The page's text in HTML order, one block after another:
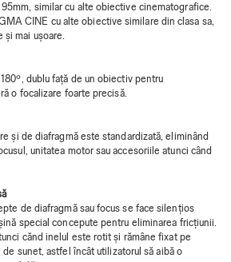
similar cu alte obiective cinematografice.
CINE cu alte obiective similare din clasa sa,
și mai ușoare.
dublu față de un obiectiv pentru
o focalizare foarte precisă.
și de diafragmă este standardizată, eliminând
unitatea motor sau accesoriile atunci când
de diafragmă sau focus se face silențios
special concepute pentru eliminarea fricțiunii.
cănd inelul este rotit și rămâne fixat pe
sunet, astfel încât utilizatorul să aibă o